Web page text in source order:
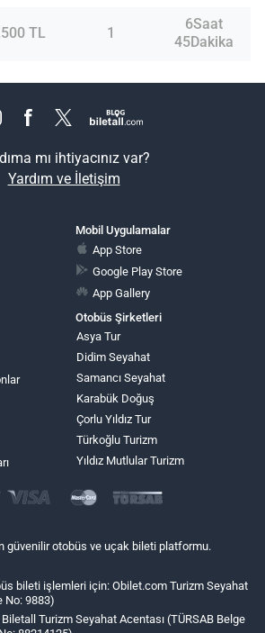
TL 1
6Saat
45Dakika
mı ihtiyacınız var?
Yardım ve İletişim
Mobil Uygulamalar
App Store
Google Play Store
App Gallery
Otobüs Şirketleri
Asya Tur
Didim Seyahat
Samancı Seyahat
Karabük Doğuş
Çorlu Yıldız Tur
Türkoğlu Turizm
Yıldız Mutlular Turizm
güvenilir otobüs ve uçak bileti platformu.
bileti işlemleri için: Obilet.com Turizm Seyahat
No: 9883)
Turizm Seyahat Acentası (TÜRSAB Belge